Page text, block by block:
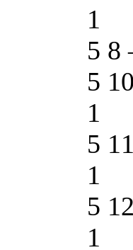
1
5 8
5
1
5
1
5
1